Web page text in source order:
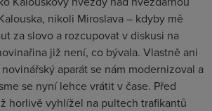
nikoli Miroslava – kdyby mě
za slovo a rozcupovat v diskusi na
již není, co bývala. Vlastně ani
aparát se nám modernizoval a
se nyní lehce vrátit v čase. Před
horlivě vyhlížel na pultech trafikantů